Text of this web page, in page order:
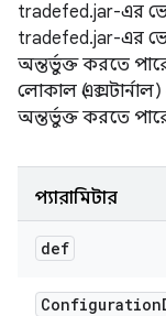
tradefed.jar-এর
tradefed.jar-এর
অন্তর্ভুক্ত করতে
লোকাল
অন্তর্ভুক্ত করতে
প্যারামিটার
def
Configuration